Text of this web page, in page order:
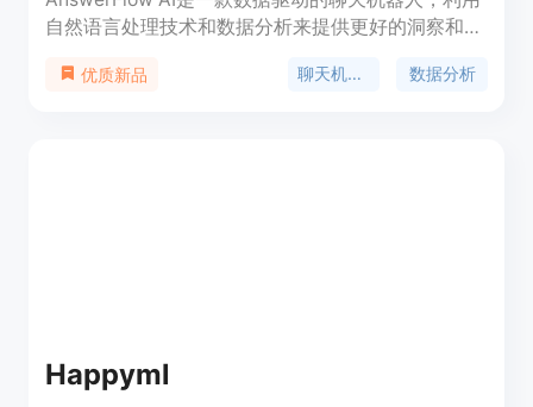
自然语言处理技术和数据分析来提供更好的洞察和自
ChatGPT机器人，实现无代码构建、无限量定制和高
优质新品 聊天机器人 数据分析
Happyml